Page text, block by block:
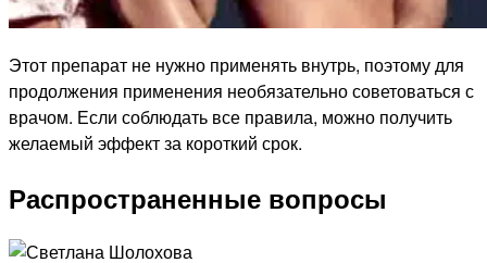
Этот препарат не нужно применять внутрь, поэтому для
продолжения применения необязательно советоваться с
врачом. Если соблюдать все правила, можно получить
желаемый эффект за короткий срок.
Распространенные вопросы